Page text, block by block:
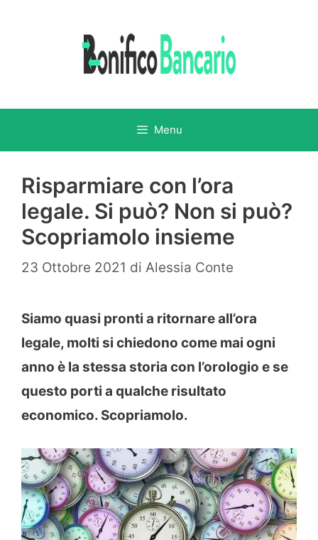
Menu
Risparmiare con l’ora
legale. Si può? Non si può?
Scopriamolo insieme
23 Ottobre 2021 di Alessia Conte
Siamo quasi pronti a ritornare all’ora
legale, molti si chiedono come mai ogni
anno è la stessa storia con l’orologio e se
questo porti a qualche risultato
economico. Scopriamolo.